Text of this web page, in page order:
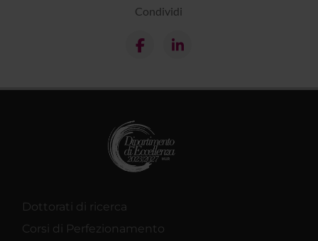
Condividi
Dottorati di ricerca
Corsi di Perfezionamento